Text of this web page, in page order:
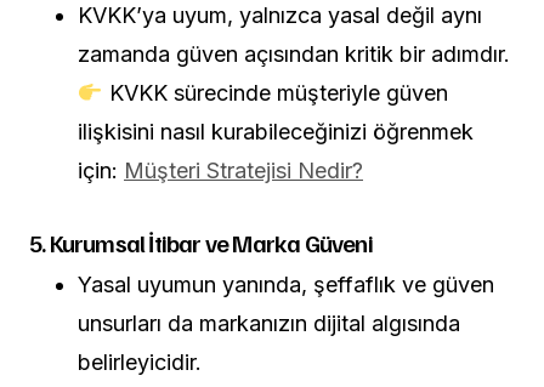
KVKK’ya uyum, yalnızca yasal değil aynı
zamanda güven açısından kritik bir adımdır.
KVKK sürecinde müşteriyle güven
ilişkisini nasıl kurabileceğinizi öğrenmek
için: Müşteri Stratejisi Nedir?
5. Kurumsal İtibar ve Marka Güveni
Yasal uyumun yanında, şeffaflık ve güven
unsurları da markanızın dijital algısında
belirleyicidir.